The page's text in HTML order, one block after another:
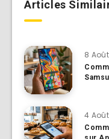
Articles
8
4